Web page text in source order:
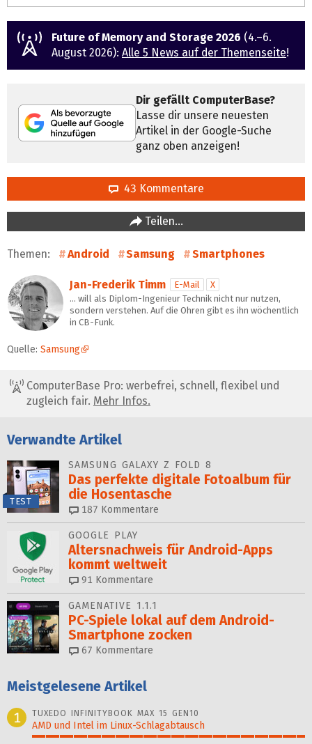
Future of Memory and Storage 2026 (4.–6.
August 2026): Alle 5 News auf der Themenseite!
Dir gefällt ComputerBase?
Lasse dir unsere neuesten
Artikel in der Google-Suche
ganz oben anzeigen!
43 Kommentare
Teilen…
Themen: Android Samsung Smartphones
Jan-Frederik Timm E-Mail
X
… will als Diplom-Ingenieur Technik nicht nur nutzen,
sondern verstehen. Auf die Ohren gibt es ihn wöchentlich
in CB-Funk.
Quelle: Samsung
ComputerBase Pro: werbefrei, schnell, flexibel und
zugleich fair. Mehr Infos.
Verwandte Artikel
TEST
SAMSUNG GALAXY Z FOLD 8
Das perfekte digitale Foto­al­bum für
die Hosentasche
187 Kommentare
GOOGLE PLAY
Altersnachweis für Android-Apps
kommt weltweit
91 Kommentare
GAMENATIVE 1.1.1
PC-Spiele lokal auf dem Android-
Smartphone zocken
67 Kommentare
Meistgelesene Artikel
1
TUXEDO INFINITYBOOK MAX 15 GEN10
AMD und Intel im Linux-Schlagabtausch